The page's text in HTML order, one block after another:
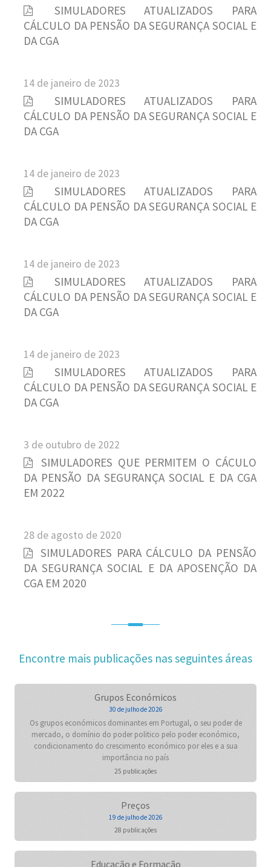
SIMULADORES ATUALIZADOS PARA
CÁLCULO DA PENSÃO DA SEGURANÇA SOCIAL E
DA CGA
14 de janeiro de 2023
SIMULADORES ATUALIZADOS PARA
CÁLCULO DA PENSÃO DA SEGURANÇA SOCIAL E
DA CGA
14 de janeiro de 2023
SIMULADORES ATUALIZADOS PARA
CÁLCULO DA PENSÃO DA SEGURANÇA SOCIAL E
DA CGA
14 de janeiro de 2023
SIMULADORES ATUALIZADOS PARA
CÁLCULO DA PENSÃO DA SEGURANÇA SOCIAL E
DA CGA
14 de janeiro de 2023
SIMULADORES ATUALIZADOS PARA
CÁLCULO DA PENSÃO DA SEGURANÇA SOCIAL E
DA CGA
3 de outubro de 2022
SIMULADORES QUE PERMITEM O CÁCULO
DA PENSÃO DA SEGURANÇA SOCIAL E DA CGA
EM 2022
28 de agosto de 2020
SIMULADORES PARA CÁLCULO DA PENSÃO
DA SEGURANÇA SOCIAL E DA APOSENÇÃO DA
CGA EM 2020
Encontre mais publicações nas seguintes áreas
Grupos Económicos
30 de julho de 2026
Os grupos económicos dominantes em Portugal, o seu poder de
mercado, o domínio do poder politico pelo poder económico,
condicionamento do crescimento económico por eles e a sua
importância no país
25 publicações
Preços
19 de julho de 2026
28 publicações
Educação e Formação